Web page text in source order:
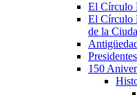
El Círculo
El Círculo
de la
Presidentes
150